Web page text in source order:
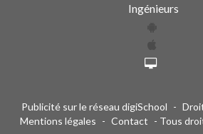
Ingénieurs
Publicité sur le réseau digiSchool -
Mentions légales - Contact - Tous